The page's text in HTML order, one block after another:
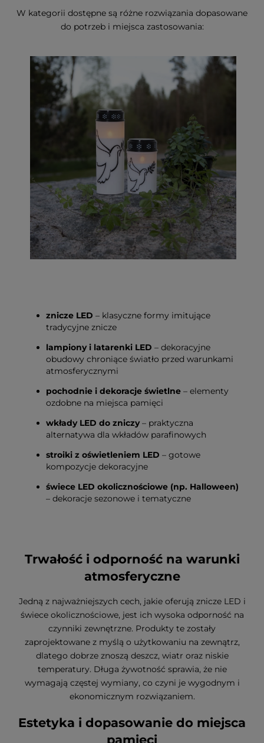
W kategorii dostępne są różne rozwiązania dopasowane
do potrzeb i miejsca zastosowania:
znicze LED – klasyczne formy imitujące
tradycyjne znicze
lampiony i latarenki LED – dekoracyjne
obudowy chroniące światło przed warunkami
atmosferycznymi
pochodnie i dekoracje świetlne – elementy
ozdobne na miejsca pamięci
wkłady LED do zniczy– praktyczna
alternatywa dla wkładów parafinowych
stroiki z oświetleniem LED – gotowe
kompozycje dekoracyjne
świece LED okolicznościowe (np. Halloween)
– dekoracje sezonowe i tematyczne
Trwałość i odporność na warunki
atmosferyczne
Jedną z najważniejszych cech, jakie oferują znicze LED i
świece okolicznościowe, jest ich wysoka odporność na
czynniki zewnętrzne. Produkty te zostały
zaprojektowane z myślą o użytkowaniu na zewnątrz,
dlatego dobrze znoszą deszcz, wiatr oraz niskie
temperatury. Długa żywotność sprawia, że nie
wymagają częstej wymiany, co czyni je wygodnym i
ekonomicznym rozwiązaniem.
Estetyka i dopasowanie do miejsca
pamięci